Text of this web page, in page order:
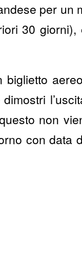
per un
30
non
con data